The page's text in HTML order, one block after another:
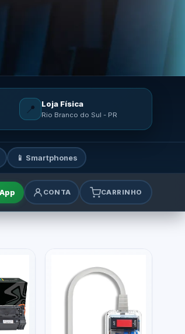
📍 Loja Física
Rio Branco do Sul - PR
📱 Smartphones
CONTA CARRINHO